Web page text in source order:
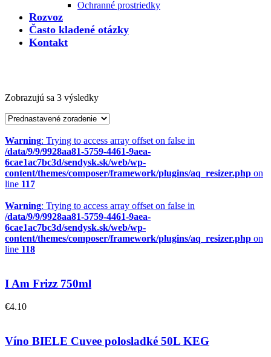
Ochranné prostriedky
Rozvoz
Často kladené otázky
Kontakt
Zobrazujú sa 3 výsledky
Warning: Trying to access array offset on false in
/data/9/9/9928aa81-5759-4461-9aea-
6cae1ac7bc3d/sendysk.sk/web/wp-
content/themes/composer/framework/plugins/aq_resizer.php on
line 117
Warning: Trying to access array offset on false in
/data/9/9/9928aa81-5759-4461-9aea-
6cae1ac7bc3d/sendysk.sk/web/wp-
content/themes/composer/framework/plugins/aq_resizer.php on
line 118
I Am Frizz 750ml
€4.10
Víno BIELE Cuvee polosladké 50L KEG